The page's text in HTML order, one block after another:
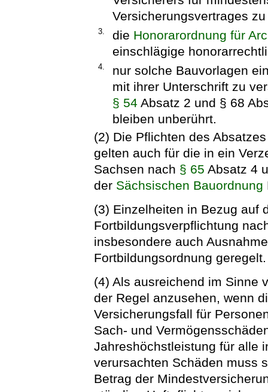
Versicherungsvertrages
3. die Honorarordnung für
einschlägige
4.
nur solche Bauvorlagen
mit ihrer Unterschrift zu
§ 54 Absatz 2 und § 68
bleiben unberührt.
(2) Die Pflichten des
gelten auch für die in ein
Sachsen nach § 65 Absatz 4
der Sächsischen Bauordnung
(3) Einzelheiten in Bezug auf
Fortbildungsverpflichtung
insbesondere auch
Fortbildungsordnung geregelt.
(4) Als ausreichend im Sinne
der Regel anzusehen, wenn
Versicherungsfall für
Sach- und
Jahreshöchstleistung für alle
verursachten Schäden muss
Betrag der